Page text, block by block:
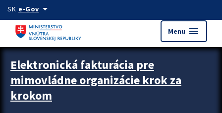
Preskocit na hlavný obsah
SK e-Govarrow_drop_down
Menu menu
Zastavit automatický posun upútavok
Elektronická fakturácia pre
mimovládne organizácie krok za
krokom